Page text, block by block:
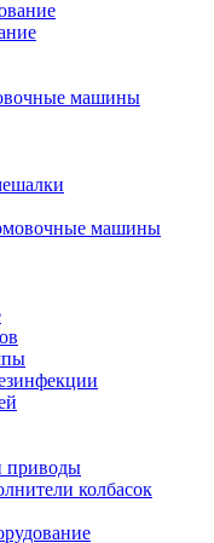
машины
машины
приводы
колбасок